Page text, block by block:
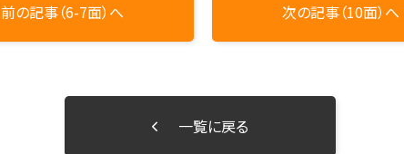
前の記事（6-7面）へ 次の記事（10面）へ
一覧に戻る